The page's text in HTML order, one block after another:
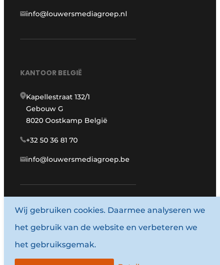
info@louwersmediagroep.nl
KANTOOR BELGIË
Kapellestraat 132/1
Gebouw G
8020 Oostkamp België
+32 50 36 81 70
info@louwersmediagroep.be
www.louwersmediagroep.com
© 1987 - 2026 Louwersmediagroep.
Algemene voorwaarden
Wij gebruiken cookies. Daarmee analyseren we
het gebruik van de website en verbeteren we
het gebruiksgemak.